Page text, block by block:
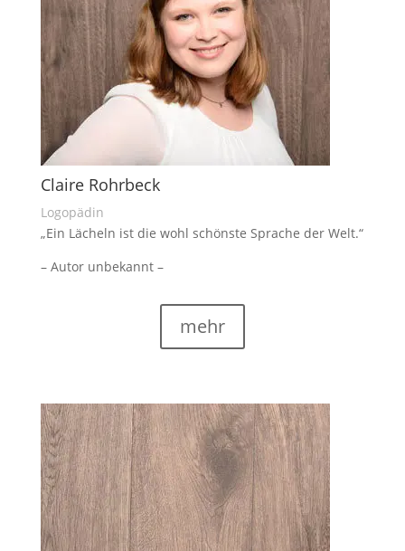
Claire Rohrbeck
Logopädin
„Ein Lächeln ist die wohl schönste Sprache der Welt.“
– Autor unbekannt –
mehr